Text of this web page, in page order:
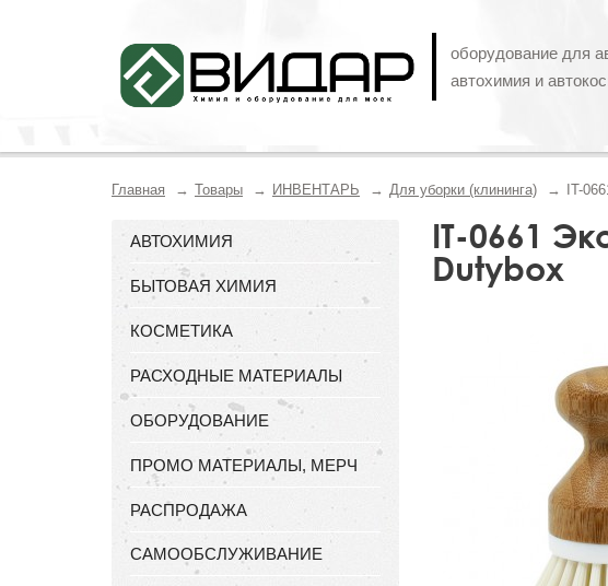
оборудование для
автохимия и
Главная Товары ИНВЕНТАРЬ Для уборки (клининга) IT-
АВТОХИМИЯ
БЫТОВАЯ ХИМИЯ
КОСМЕТИКА
РАСХОДНЫЕ МАТЕРИАЛЫ
ОБОРУДОВАНИЕ
ПРОМО МАТЕРИАЛЫ, МЕРЧ
РАСПРОДАЖА
САМООБСЛУЖИВАНИЕ
IT-0661
Dutybox